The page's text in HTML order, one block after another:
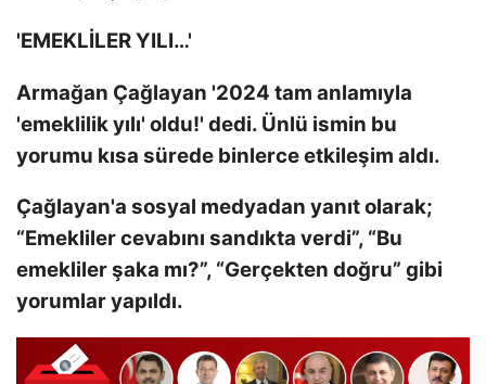
'EMEKLİLER YILI…'
Armağan Çağlayan '2024 tam anlamıyla
'emeklilik yılı' oldu!' dedi. Ünlü ismin bu
yorumu kısa sürede binlerce etkileşim aldı.
Çağlayan'a sosyal medyadan yanıt olarak;
“Emekliler cevabını sandıkta verdi”, “Bu
emekliler şaka mı?”, “Gerçekten doğru” gibi
yorumlar yapıldı.